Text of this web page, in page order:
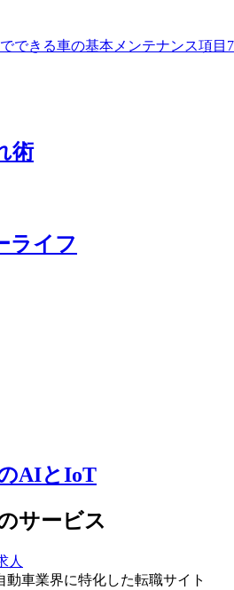
できる車の基本メンテナンス項目7
術
ライフ
AIとIoT
サービス
車業界に特化した転職サイト